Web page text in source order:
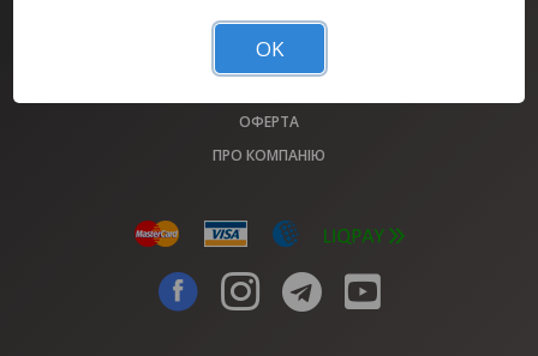
ОБМІН КВИТКІВ 2022 РОКУ
ВИРІШЕННЯ ПИТАНЬ (FAQ)
ОФЕРТА
ПРО КОМПАНІЮ
OK